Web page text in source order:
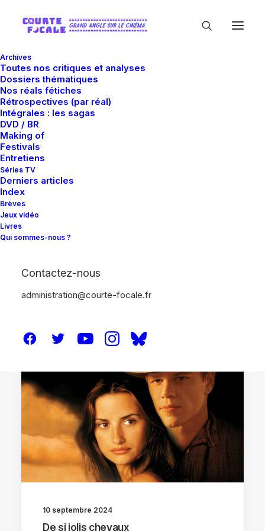
Archives
Toutes nos critiques et analyses
Dossiers thématiques
Nos réals fétiches
Rétrospectives (par réal)
Intégrales : les sagas
DVD / BR
Making of
Festivals
Entretiens
Séries TV
Derniers articles
Index
Brèves
Jeux vidéo
Livres
Qui sommes-nous ?
Contactez-nous
administration@courte-focale.fr
10 septembre 2024
De si jolis chevaux